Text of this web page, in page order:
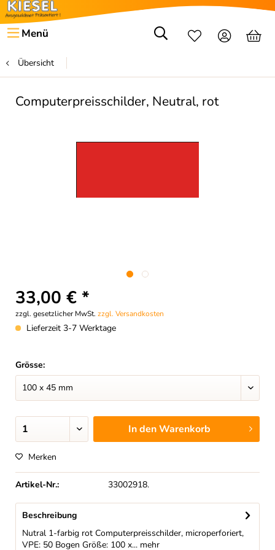
Menü
Übersicht
Computerpreisschilder, Neutral, rot
33,00 € *
zzgl. gesetzlicher MwSt. zzgl. Versandkosten
Lieferzeit 3-7 Werktage
Grösse:
In denWarenkorb
Merken
Artikel-Nr.: 33002918.
Beschreibung
Nutral 1-farbig rot Computerpreisschilder, microperforiert,
VPE: 50 Bogen Größe: 100 x... mehr